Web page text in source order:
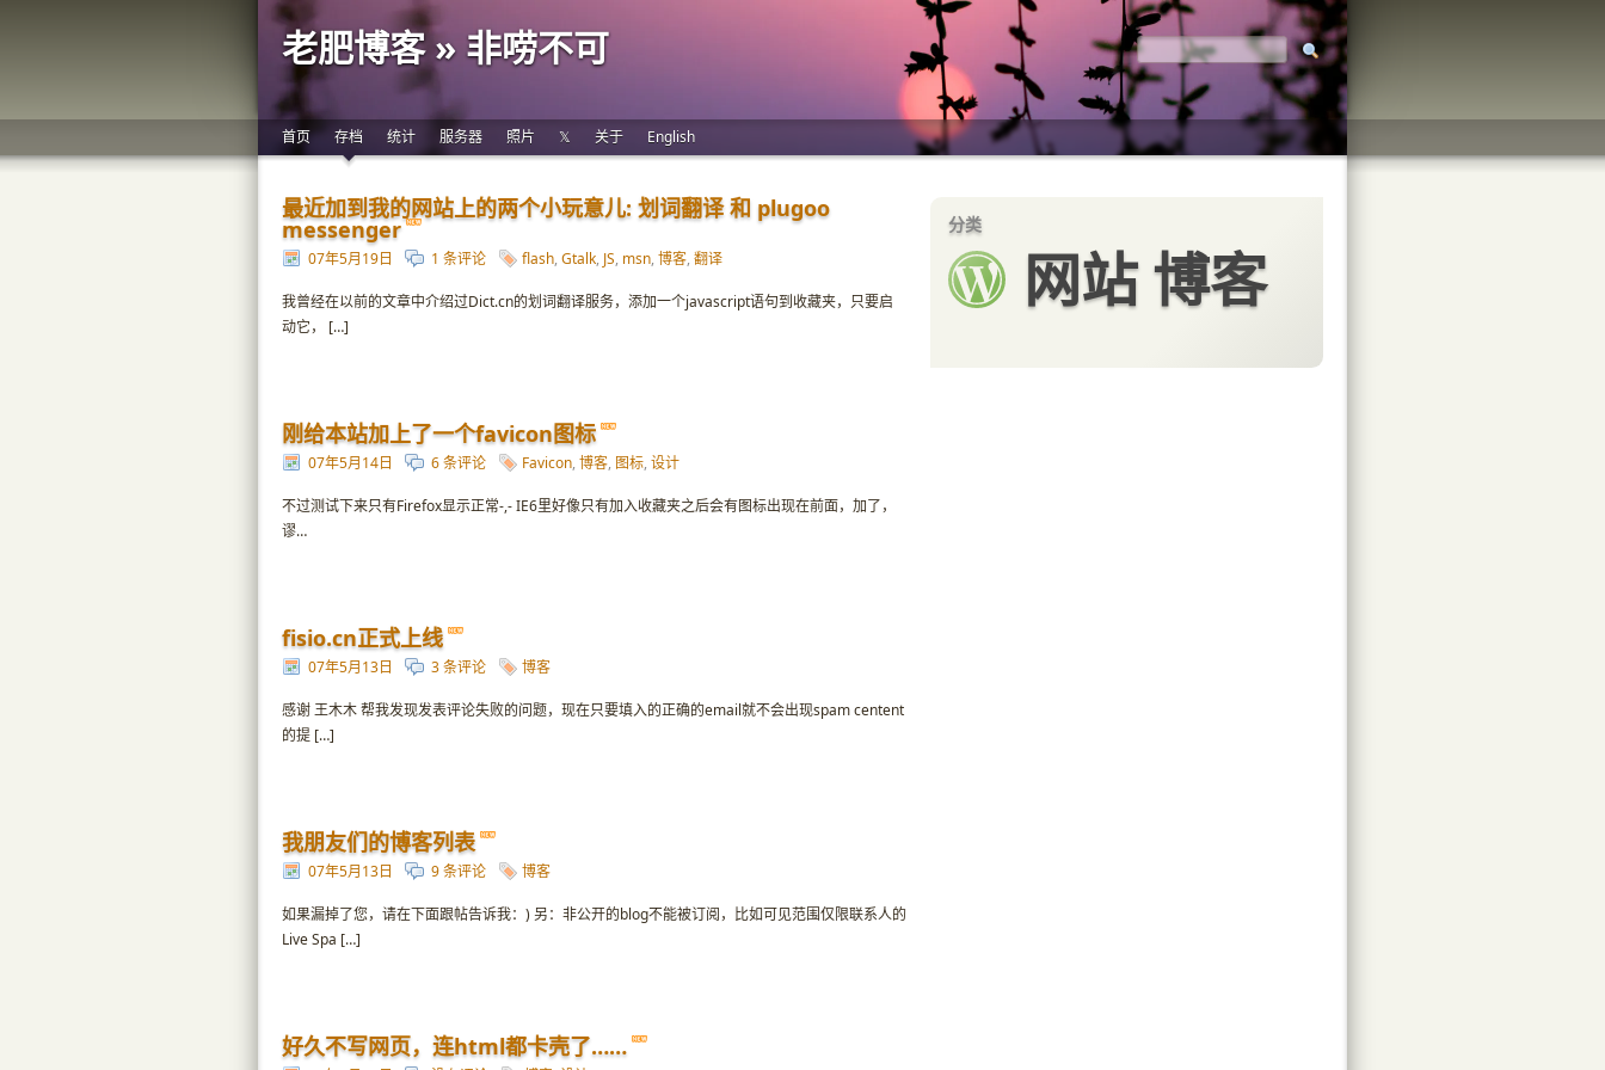
老肥博客 » 非唠不可
首页 存档 统计 服务器 照片 𝕏 关于 English
分类
网站 博客
最近加到我的网站上的两个小玩意儿: 划词翻译 和 plugoo
messenger
07年5月19日 1 条评论 flash, Gtalk, JS, msn, 博客, 翻译
我曾经在以前的文章中介绍过Dict.cn的划词翻译服务，添加一个javascript语句到收藏夹，只要启
动它， […]
刚给本站加上了一个favicon图标
07年5月14日 6 条评论 Favicon, 博客, 图标, 设计
不过测试下来只有Firefox显示正常-,- IE6里好像只有加入收藏夹之后会有图标出现在前面，加了，
谬…
fisio.cn正式上线
07年5月13日 3 条评论 博客
感谢 王木木 帮我发现发表评论失败的问题，现在只要填入的正确的email就不会出现spam centent
的提 […]
我朋友们的博客列表
07年5月13日 9 条评论 博客
如果漏掉了您，请在下面跟帖告诉我：) 另：非公开的blog不能被订阅，比如可见范围仅限联系人的
Live Spa […]
好久不写网页，连html都卡壳了……